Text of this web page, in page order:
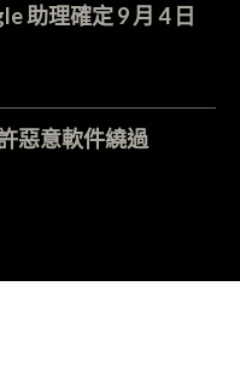
助理確定 9 月 4 日
惡意軟件繞過